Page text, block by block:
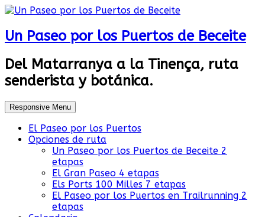
Un Paseo por los Puertos de Beceite
Del Matarranya a la Tinença, ruta
senderista y botánica.
Responsive Menu
El Paseo por los Puertos
Opciones de ruta
Un Paseo por los Puertos de Beceite 2
etapas
El Gran Paseo 4 etapas
Els Ports 100 Milles 7 etapas
El Paseo por los Puertos en Trailrunning 2
etapas